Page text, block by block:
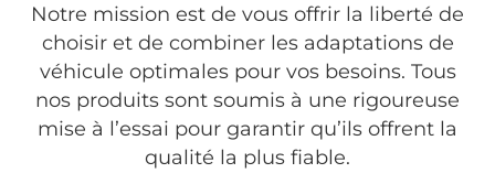
Notre mission est de vous offrir la liberté de
choisir et de combiner les adaptations de
véhicule optimales pour vos besoins. Tous
nos produits sont soumis à une rigoureuse
mise à l’essai pour garantir qu’ils offrent la
qualité la plus fiable.